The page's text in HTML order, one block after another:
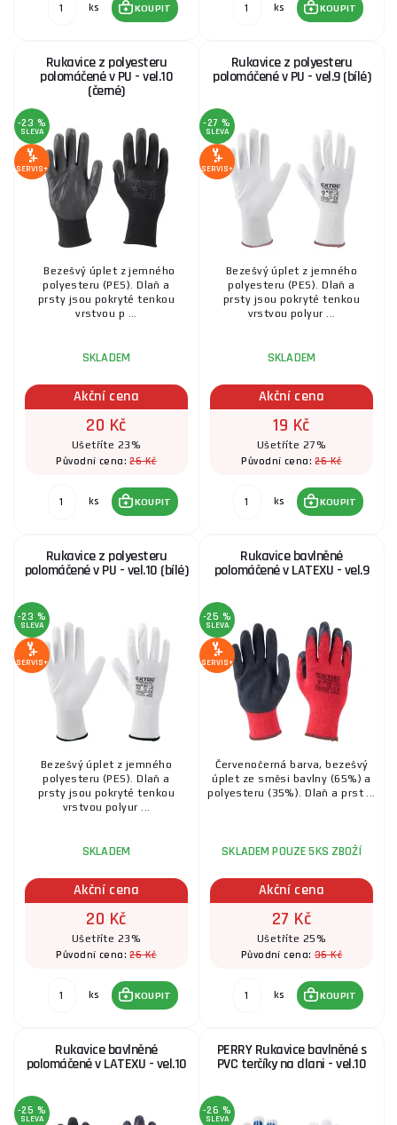
91 Kč
Kombinované pracovní rukavice ALCOTAN - vel.10
SKLADEM KOUPIT 79 Kč
PERRY Rukavice bavlněné s PVC terčíky na dlani -
SKLADEM KOUPIT 14 Kč
ks KOUPIT ks KOUPIT
Rukavice z polyesteru
polomáčené v PU - vel.10
(černé)
-23 %
SLEVA
SERVIS+
Bezešvý úplet z jemného
polyesteru (PES). Dlaň a
prsty jsou pokryté tenkou
vrstvou p ...
SKLADEM
Akční cena
20 Kč
Ušetříte 23%
Původní cena:26 Kč
ks KOUPIT
Rukavice z polyesteru
polomáčené v PU - vel.9 (bílé)
-27 %
SLEVA
SERVIS+
Bezešvý úplet z jemného
polyesteru (PES). Dlaň a
prsty jsou pokryté tenkou
vrstvou polyur ...
SKLADEM
Akční cena
19 Kč
Ušetříte 27%
Původní cena:26 Kč
ks KOUPIT
Rukavice z polyesteru
polomáčené v PU - vel.10 (bílé)
-23 %
SLEVA
SERVIS+
Bezešvý úplet z jemného
polyesteru (PES). Dlaň a
prsty jsou pokryté tenkou
vrstvou polyur ...
SKLADEM
Akční cena
20 Kč
Ušetříte 23%
Původní cena:26 Kč
ks KOUPIT
Rukavice bavlněné
polomáčené v LATEXU - vel.9
-25 %
SLEVA
SERVIS+
Červenočerná barva, bezešvý
úplet ze směsi bavlny (65%) a
polyesteru (35%). Dlaň a prst ...
SKLADEM POUZE 5KS ZBOŽÍ
Akční cena
27 Kč
Ušetříte 25%
Původní cena: 36 Kč
ks KOUPIT
Rukavice bavlněné
polomáčené v LATEXU - vel.10
-25 %
SLEVA
PERRY Rukavice bavlněné s
PVC terčíky na dlani - vel.10
-26 %
SLEVA